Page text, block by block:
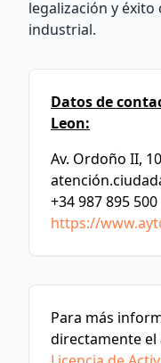
legalización y
industrial.
Datos de
Leon:
Av. Ordoño II,
atenció
+34 987 895 500
https://
Para más
directamente